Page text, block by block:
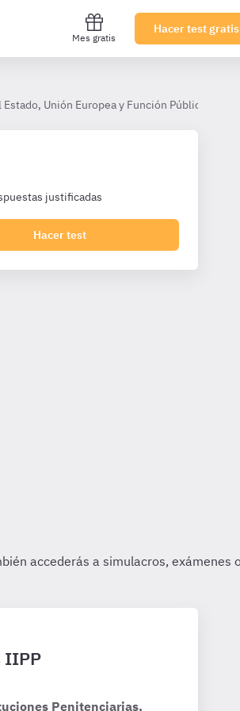
Mes gratis
Hacer test gratis
Unión Europea y Función Pública
justificadas
Hacer test
IIPP
Penitenciarias,